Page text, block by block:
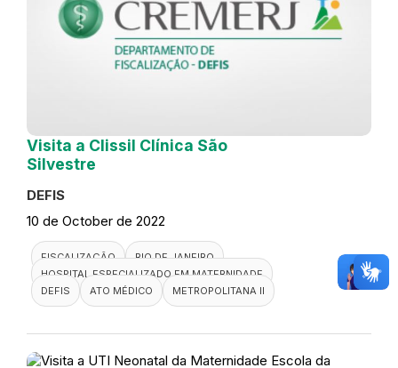
Visita a Clissil Clínica São
Silvestre
DEFIS
10 de October de 2022
FISCALIZAÇÃO
RIO DE JANEIRO
HOSPITAL ESPECIALIZADO EM MATERNIDADE
DEFIS
ATO MÉDICO METROPOLITANA II